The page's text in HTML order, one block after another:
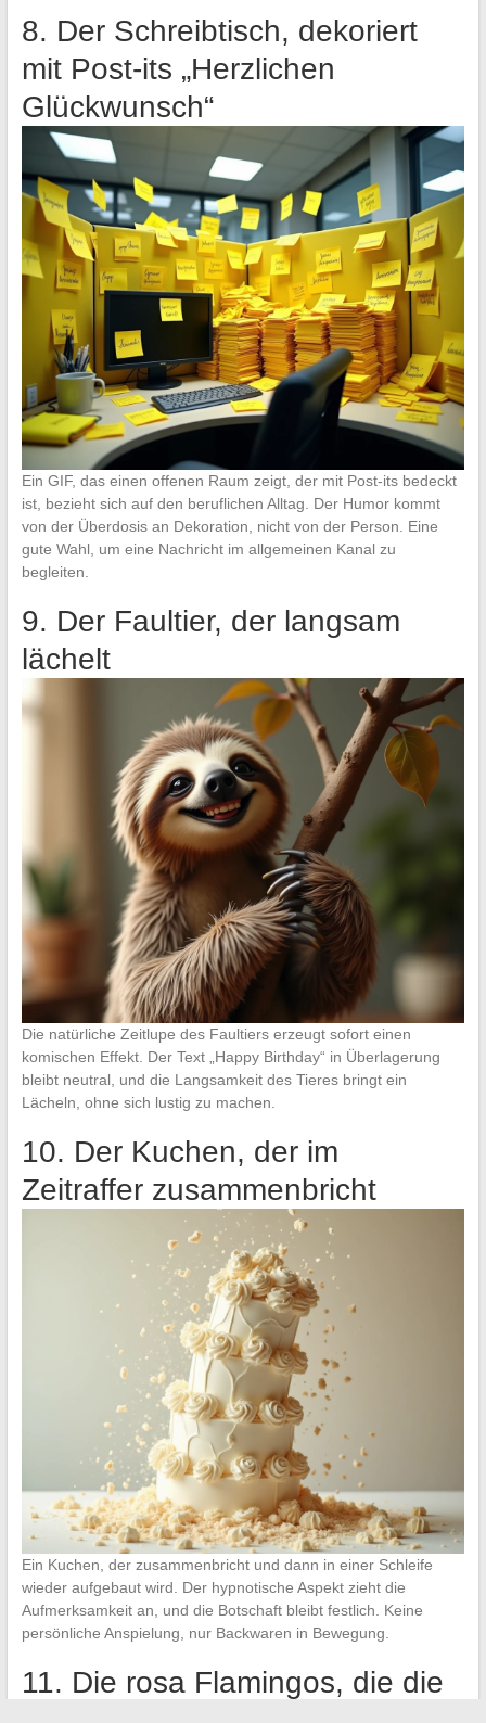
8. Der Schreibtisch, dekoriert
mit Post-its „Herzlichen
Glückwunsch“
Ein GIF, das einen offenen Raum zeigt, der mit Post-its bedeckt
ist, bezieht sich auf den beruflichen Alltag. Der Humor kommt
von der Überdosis an Dekoration, nicht von der Person. Eine
gute Wahl, um eine Nachricht im allgemeinen Kanal zu
begleiten.
9. Der Faultier, der langsam
lächelt
Die natürliche Zeitlupe des Faultiers erzeugt sofort einen
komischen Effekt. Der Text „Happy Birthday“ in Überlagerung
bleibt neutral, und die Langsamkeit des Tieres bringt ein
Lächeln, ohne sich lustig zu machen.
10. Der Kuchen, der im
Zeitraffer zusammenbricht
Ein Kuchen, der zusammenbricht und dann in einer Schleife
wieder aufgebaut wird. Der hypnotische Aspekt zieht die
Aufmerksamkeit an, und die Botschaft bleibt festlich. Keine
persönliche Anspielung, nur Backwaren in Bewegung.
11. Die rosa Flamingos, die die